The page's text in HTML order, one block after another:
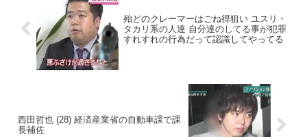
殆どのクレーマーはごね得狙い ユスリ・
タカリ系の人達 自分達のしてる事が犯罪
すれすれの行為だって認識してやってる
西田哲也 (28) 経済産業省の自動車課で課
長補佐